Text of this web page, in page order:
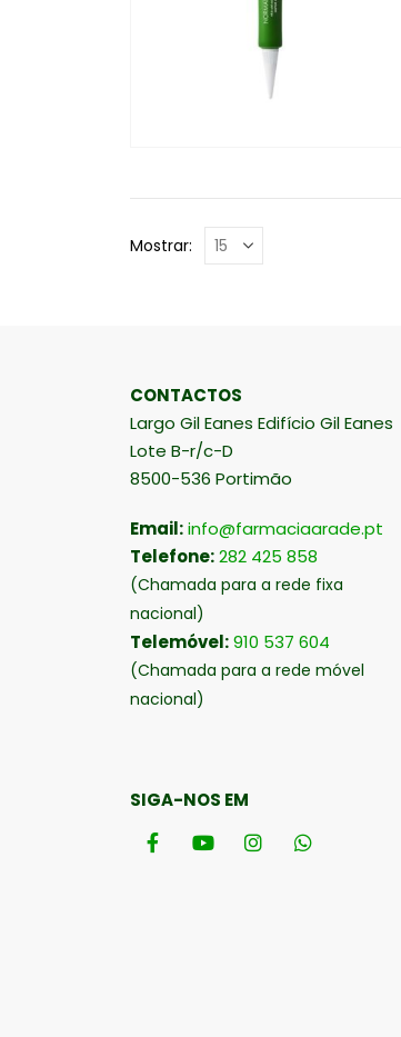
Mostrar:
CONTACTOS
Largo Gil Eanes Edifício Gil Eanes
Lote B-r/c-D
8500-536 Portimão
Email:info@farmaciaarade.pt
Telefone:282 425 858
(Chamada para a rede fixa
nacional)
Telemóvel:910 537 604
(Chamada para a rede móvel
nacional)
SIGA-NOS EM